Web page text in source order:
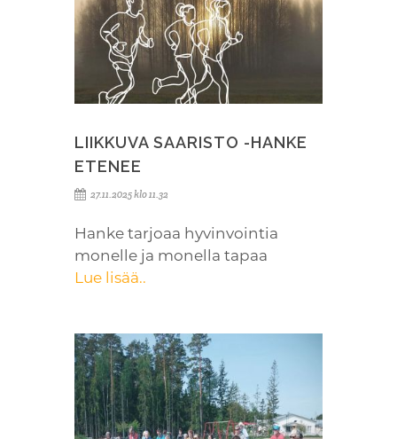
LIIKKUVA SAARISTO -HANKE
ETENEE
27.11.2025 klo 11.32
Hanke tarjoaa hyvinvointia
monelle ja monella tapaa
Lue lisää..